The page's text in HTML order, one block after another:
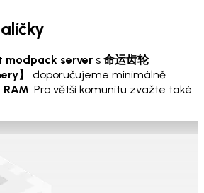
modpack server s 命运齿轮
】
doporučujeme minimálně
RAM. Pro větší komunitu zvažte také